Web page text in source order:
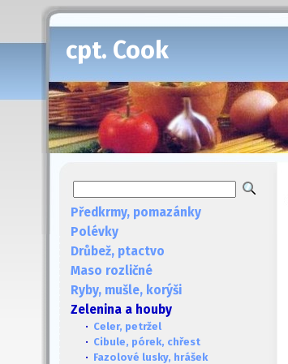
cpt. Cook
Předkrmy, pomazánky
Polévky
Drůbež, ptactvo
Maso rozličné
Ryby, mušle, korýši
Zelenina a houby
· Celer, petržel
· Cibule, pórek, chřest
· Fazolové lusky, hrášek